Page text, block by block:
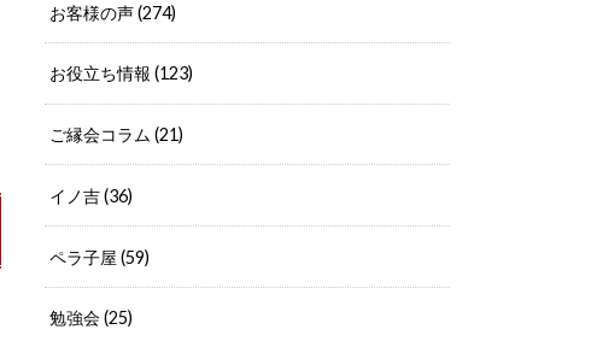
お客様の声(274)
お役立ち情報(123)
ご縁会コラム(21)
イノ吉(36)
ペラ子屋(59)
勉強会(25)